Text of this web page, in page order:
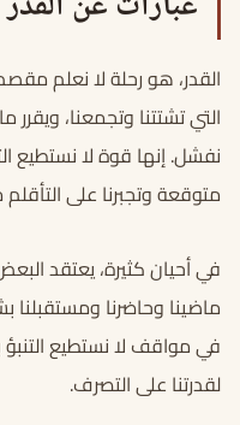
القدر، هو رحلة لا نعلم
التي تشتتنا وتجمعنا،
نفشل. إنها قوة لا نستطيع
متوقعة وتجبرنا على
في أحيان كثيرة، يعتقد
ماضينا وحاضرنا ومستقبلنا
في مواقف لا نستطيع التنبؤ
لقدرتنا على التصرف.